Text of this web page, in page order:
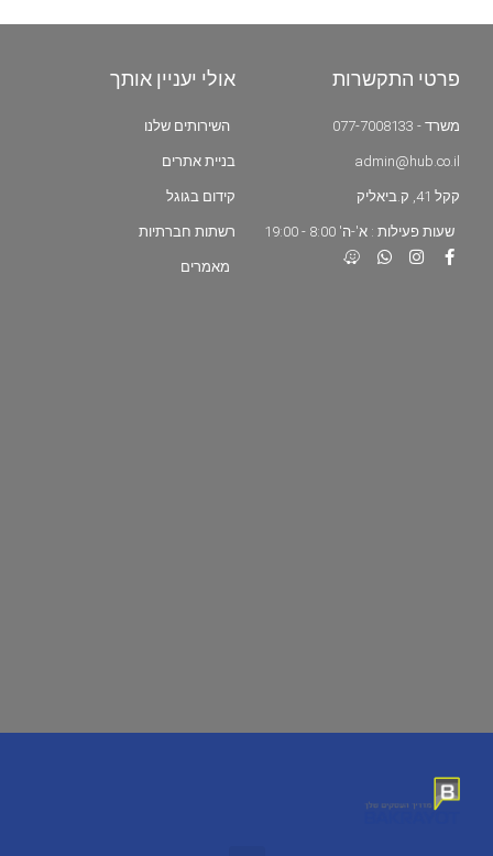
פרטי התקשרות
משרד - 077-7008133
admin@hub.co.il
קקל 41, ק.ביאליק
שעות פעילות : א'-ה' 8:00 - 19:00
אולי יעניין אותך
השירותים שלנו
בניית אתרים
קידום בגוגל
רשתות חברתיות
מאמרים